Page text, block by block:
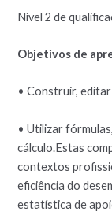
Nível 2 de
Objetivos de
• Construir,
• Utilizar
cálculo.Estas
contextos
eficiência do
estatística de